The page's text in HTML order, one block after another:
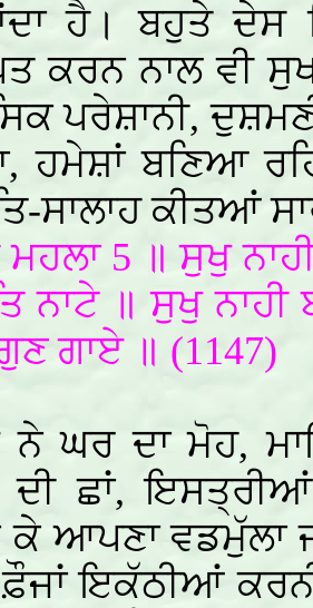
ਹੈ। ਬਹੁਤੇ ਦੇਸ
ਕਰਨ ਨਾਲ ਵੀ
ਪਰੇਸ਼ਾਨੀ,
ਹਮੇਸ਼ਾਂ ਬਣਿਆ
ਸਾਲਾਹ ਕੀਤਆਂ
5 ॥ ਸੁਖੁ
ਨਾਟੇ ॥ ਸੁਖੁ
ਗਾਏ ॥ (1147)
ਨੇ ਘਰ ਦਾ ਮੋਹ,
ਦੀ ਛਾਂ,
ਆਪਣਾ ਵਡਮੁੱਲਾ
ਇਕੱਠੀਆਂ